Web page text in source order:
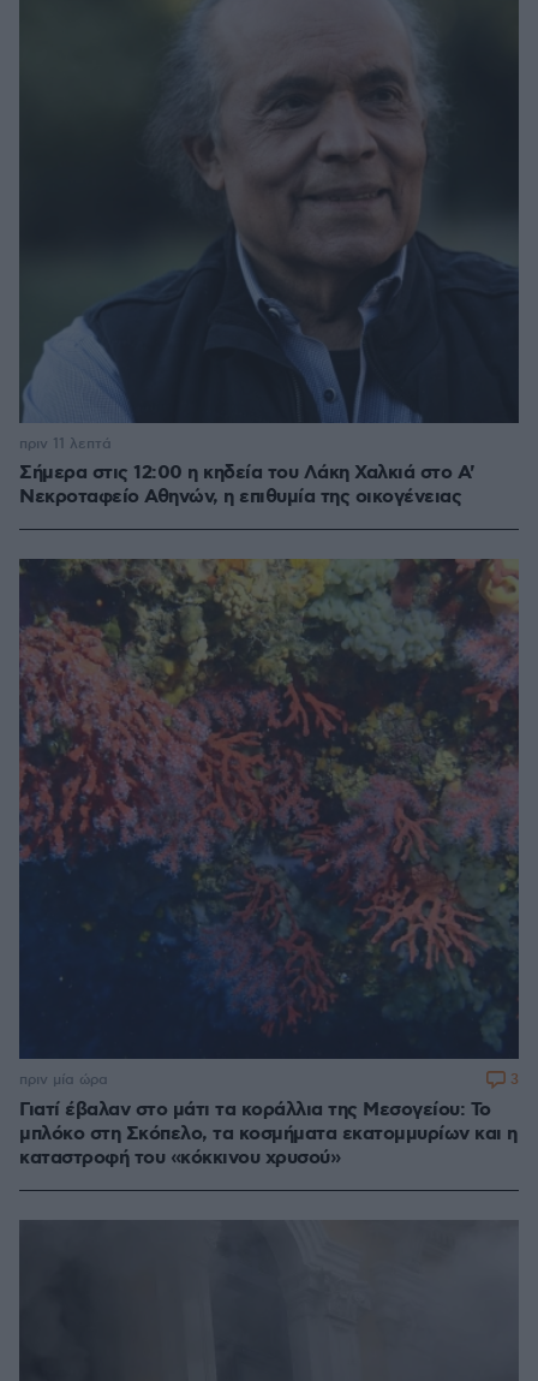
Σήμερα στις 12:00 η κηδεία του Λάκη Χαλκιά στο Α'
Νεκροταφείο Αθηνών, η επιθυμία της οικογένειας
πριν 11 λεπτά
Γιατί έβαλαν στο μάτι τα κοράλλια της Μεσογείου: Το
μπλόκο στη Σκόπελο, τα κοσμήματα εκατομμυρίων και η
καταστροφή του «κόκκινου χρυσού»
πριν μία ώρα 3